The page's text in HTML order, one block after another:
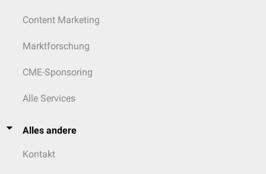
Content Marketing
Marktforschung
CME-Sponsoring
Alle Services
Alles andere
Kontakt